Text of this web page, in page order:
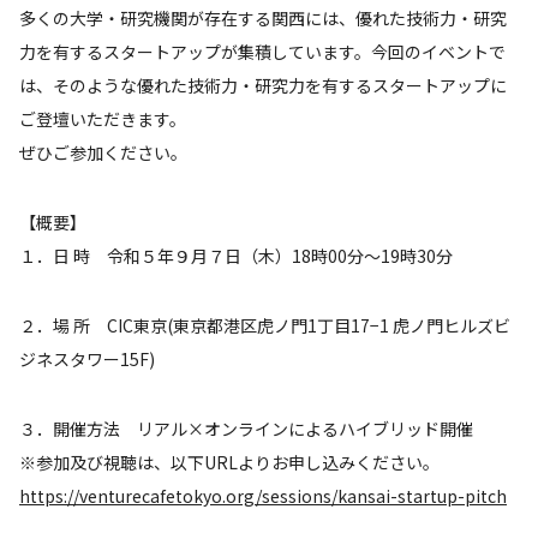
多くの大学・研究機関が存在する関西には、優れた技術力・研究
力を有するスタートアップが集積しています。今回のイベントで
は、そのような優れた技術力・研究力を有するスタートアップに
ご登壇いただきます。
ぜひご参加ください。
【概要】
１．日 時 令和５年９月７日（木）18時00分～19時30分
２．場 所 CIC東京(東京都港区虎ノ門1丁目17−1 虎ノ門ヒルズビ
ジネスタワー15F)
３．開催方法 リアル×オンラインによるハイブリッド開催
※参加及び視聴は、以下URLよりお申し込みください。
https://venturecafetokyo.org/sessions/kansai-startup-pitch